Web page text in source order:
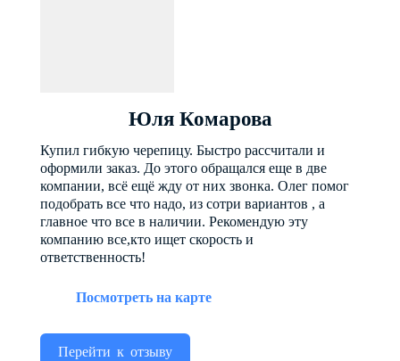
Юля Комарова
Купил гибкую черепицу. Быстро рассчитали и
оформили заказ. До этого обращался еще в две
компании, всё ещё жду от них звонка. Олег помог
подобрать все что надо, из сотри вариантов , а
главное что все в наличии. Рекомендую эту
компанию все,кто ищет скорость и
ответственность!
Посмотреть на карте
Перейти к отзыву